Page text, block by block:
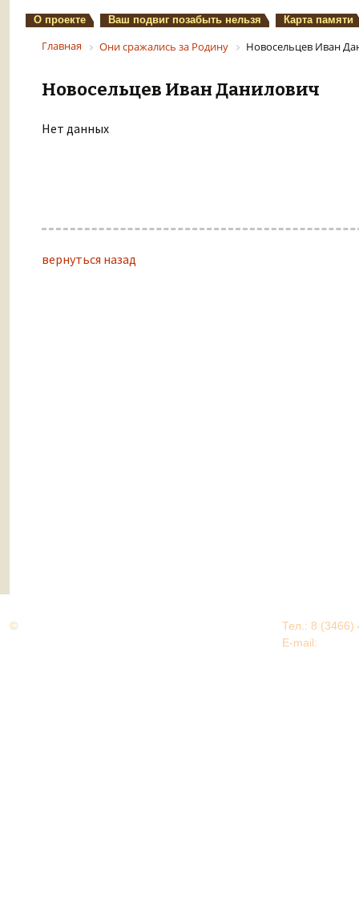
О проекте Ваш подвиг позабыть нельзя Карта памяти
Главная Они сражались за Родину Новосельцев Иван
Новосельцев Иван Данилович
Нет данных
вернуться назад
©
Тел.: 8 (3466)
E-mail: